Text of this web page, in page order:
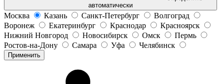
автоматически
Москва Казань Санкт-Петербург
Волгоград
Воронеж
Екатеринбург Краснодар
Красноярск
Нижний Новгород
Новосибирск Омск
Пермь
Ростов-на-Дону
Самара Уфа Челябинск
Применить